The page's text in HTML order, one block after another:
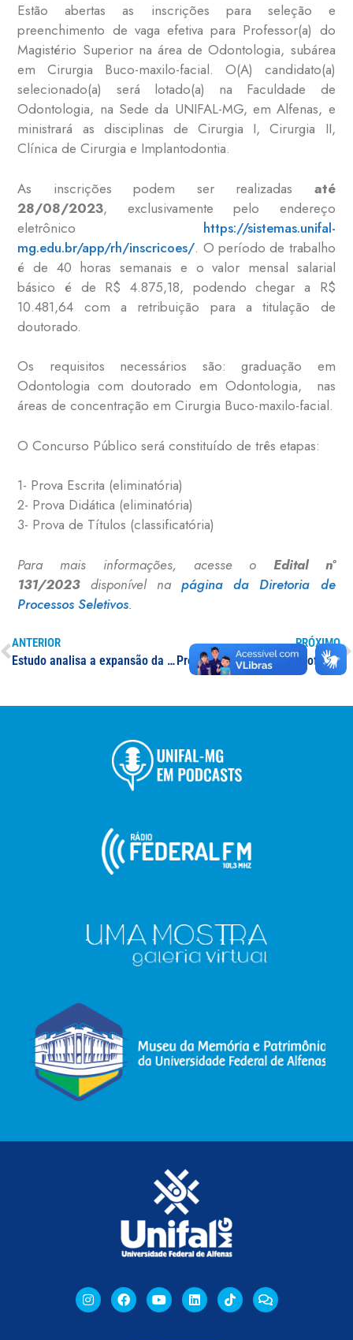
Estão abertas as inscrições para seleção e
preenchimento de vaga efetiva para Professor(a) do
Magistério Superior na área de Odontologia, subárea
em Cirurgia Buco-maxilo-facial. O(A) candidato(a)
selecionado(a) será lotado(a) na Faculdade de
Odontologia, na Sede da UNIFAL-MG, em Alfenas, e
ministrará as disciplinas de Cirurgia I, Cirurgia II,
Clínica de Cirurgia e Implantodontia.
As inscrições podem ser realizadas até
28/08/2023, exclusivamente pelo endereço
eletrônico https://sistemas.unifal-
mg.edu.br/app/rh/inscricoes/. O período de trabalho
é de 40 horas semanais e o valor mensal salarial
básico é de R$ 4.875,18, podendo chegar a R$
10.481,64 com a retribuição para a titulação de
doutorado.
Os requisitos necessários são: graduação em
Odontologia com doutorado em Odontologia, nas
áreas de concentração em Cirurgia Buco-maxilo-facial.
O Concurso Público será constituído de três etapas:
1- Prova Escrita (eliminatória)
2- Prova Didática (eliminatória)
3- Prova de Títulos (classificatória)
Para mais informações, acesse o Edital nº
131/2023disponível na página da Diretoria de
Processos Seletivos.
ANTERIOR
Estudo analisa a expansão da cafeicultura em Alfenas após as transformações socioespaciais provocadas pela implantação do Lago de Furnas
PRÓXIMO
Processo Seletivo para professor(a) substituto(a) de Medicina